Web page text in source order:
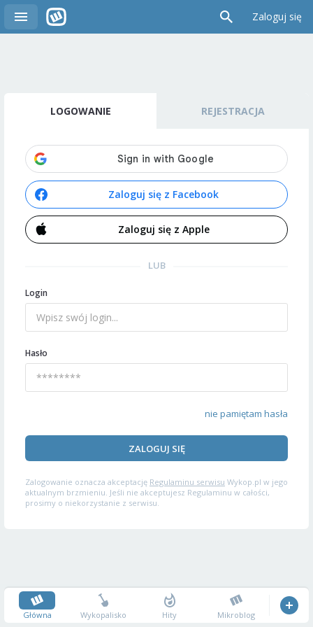
Zaloguj się
LOGOWANIE REJESTRACJA
Zaloguj się z Facebook
Zaloguj się z Apple
LUB
Login
Hasło
nie pamiętam hasła
ZALOGUJ SIĘ
Zalogowanie oznacza akceptację Regulaminu serwisu Wykop.pl w jego
aktualnym brzmieniu. Jeśli nie akceptujesz Regulaminu w całości,
prosimy o niekorzystanie z serwisu.
Główna Wykopalisko Hity Mikroblog